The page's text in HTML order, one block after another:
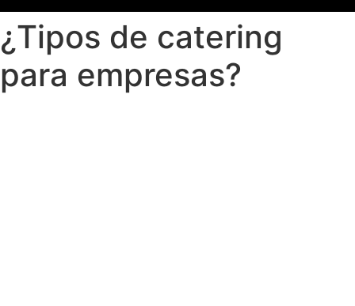
¿Tipos de catering
para empresas?